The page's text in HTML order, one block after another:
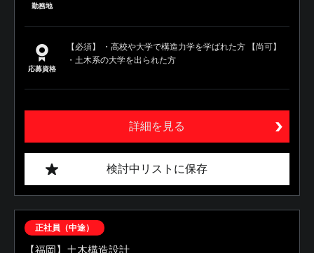
勤務地
応募資格
【必須】 ・高校や大学で構造力学を学ばれた方 【尚可】
・土木系の大学を出られた方
詳細を見る
検討中リストに保存
正社員（中途）
【福岡】土木構造設計